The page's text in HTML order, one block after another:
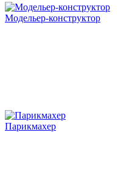
Модельер-конструктор
Парикмахер